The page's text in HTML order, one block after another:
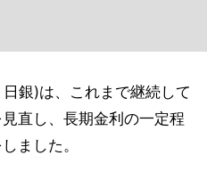
銀)は、これまで継続して
直し、長期金利の一定程
ました。